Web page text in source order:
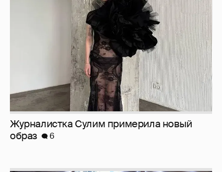
Журналистка Сулим примерила новый
образ
6